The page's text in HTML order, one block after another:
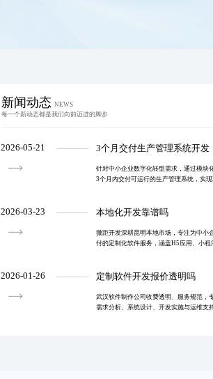
新闻动态 NEWS
每一个新动态都是我们向前迈进的脚步
2026-05-21 3个月交付生产管理系统开发
针对中小企业数字化转型需求，通过模块
3个月内交付可运行的生产管理系统，实
2026-03-23 本地化开发靠谱吗
微距开发深耕昆明本地市场，专注为中小
付的定制化软件服务，涵盖H5应用、小
2026-01-26 定制软件开发报价透明吗
武汉软件制作公司收费透明、服务规范，
需求分析、系统设计、开发实施与运维支